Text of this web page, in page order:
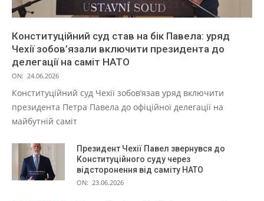
Конституційний суд став на бік Павела: уряд
Чехії зобов’язали включити президента до
делегації на саміт НАТО
ON: 24.06.2026
Конституційний суд Чехії зобов’язав уряд включити
президента Петра Павела до офіційної делегації на
майбутній саміт
Президент Чехії Павел звернувся до
Конституційного суду через
відсторонення від саміту НАТО
ON: 23.06.2026